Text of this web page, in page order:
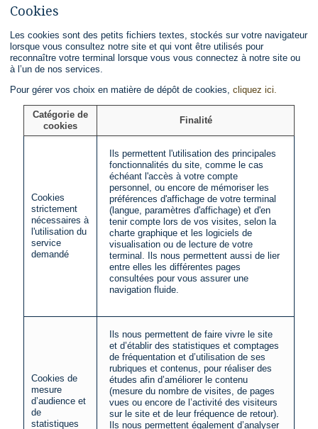
Cookies
Les cookies sont des petits fichiers textes, stockés sur votre navigateur
lorsque vous consultez notre site et qui vont être utilisés pour
reconnaître votre terminal lorsque vous vous connectez à notre site ou
à l’un de nos services.
Pour gérer vos choix en matière de dépôt de cookies,cliquez ici.
Catégorie de
cookies
Finalité
Cookies
strictement
nécessaires à
l'utilisation du
service
demandé
Ils permettent l'utilisation des principales
fonctionnalités du site, comme le cas
échéant l'accès à votre compte
personnel, ou encore de mémoriser les
préférences d'affichage de votre terminal
(langue, paramètres d'affichage) et d'en
tenir compte lors de vos visites, selon la
charte graphique et les logiciels de
visualisation ou de lecture de votre
terminal. Ils nous permettent aussi de lier
entre elles les différentes pages
consultées pour vous assurer une
navigation fluide.
Cookies de
mesure
d’audience et
de
statistiques
Ils nous permettent de faire vivre le site
et d’établir des statistiques et comptages
de fréquentation et d’utilisation de ses
rubriques et contenus, pour réaliser des
études afin d’améliorer le contenu
(mesure du nombre de visites, de pages
vues ou encore de l’activité des visiteurs
sur le site et de leur fréquence de retour).
Ils nous permettent également d’analyser